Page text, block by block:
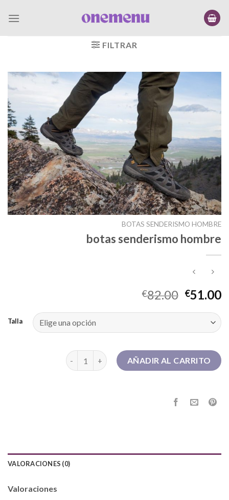
FILTRAR
BOTAS SENDERISMO HOMBRE
botas senderismo hombre
€82.00 €51.00
Talla
botas senderismo hombre cantidad
AÑADIR AL CARRITO
VALORACIONES (0)
Valoraciones